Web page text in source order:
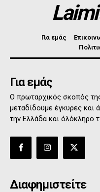
Για εμάς
Για εμάς
Ο πρωταρχικός σκοπός
μεταδίδουμε έγκυρες και
την Ελλάδα και όλόκληρο
Διαφημιστείτε